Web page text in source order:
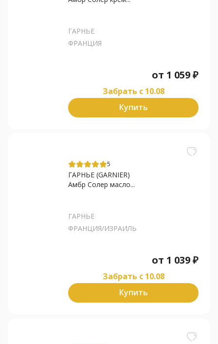
ГАРНЬЕ
ФРАНЦИЯ
от 1 059₽
Забрать c 10.08
Купить
5
ГАРНЬЕ (GARNIER)
Амбр Солер масло...
ГАРНЬЕ
ФРАНЦИЯ/ИЗРАИЛЬ
от 1 039₽
Забрать c 10.08
Купить